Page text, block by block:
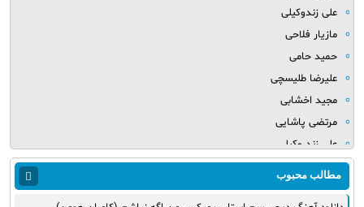
علی زندوکیلی
مازیار فلاحی
حمید حامی
علیرضا طلیسچی
مجید اخشابی
مرتضی پاشایی
علی زند وکیلی
میلاد بابایی
مهدی یراحی
مطالب محبوب